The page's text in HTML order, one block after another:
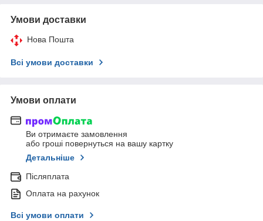
Умови доставки
Нова Пошта
Всі умови доставки
Умови оплати
Ви отримаєте замовлення
або гроші повернуться на вашу картку
Детальніше
Післяплата
Оплата на рахунок
Всі умови оплати